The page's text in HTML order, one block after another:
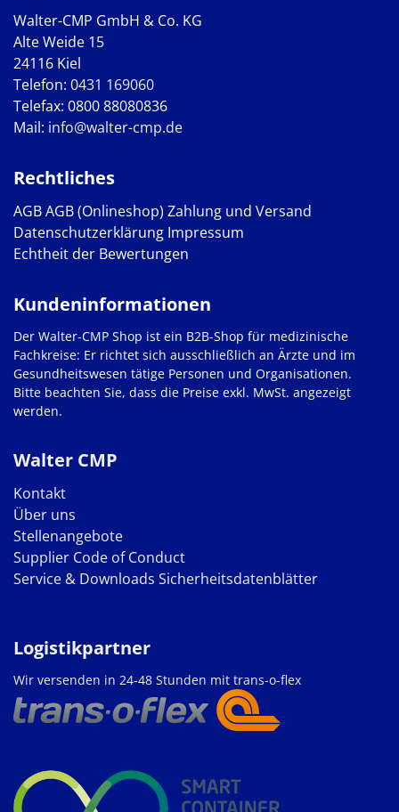
Walter-CMP GmbH & Co. KG
Alte Weide 15
24116 Kiel
Telefon: 0431 169060
Telefax: 0800 88080836
Mail: info@walter-cmp.de
Rechtliches
AGBAGB (Onlineshop) Zahlung und Versand
Datenschutzerklärung Impressum
Echtheit der Bewertungen
Walter CMP
Kontakt
Über uns
Stellenangebote
Supplier Code of Conduct
Service & Downloads Sicherheitsdatenblätter
Kundeninformationen
Der Walter-CMP Shop ist ein B2B-Shop für medizinische
Fachkreise: Er richtet sich ausschließlich an Ärzte und im
Gesundheitswesen tätige Personen und Organisationen.
Bitte beachten Sie, dass die Preise exkl. MwSt. angezeigt
werden.
Logistikpartner
Wir versenden in 24-48 Stunden mit trans-o-flex